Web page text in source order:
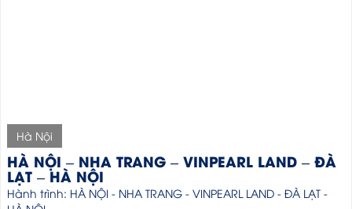
Hà Nội
HÀ NỘI – NHA TRANG – VINPEARL LAND – ĐÀ
LẠT – HÀ NỘI
Hành trình: HÀ NỘI - NHA TRANG - VINPEARL LAND - ĐÀ LẠT -